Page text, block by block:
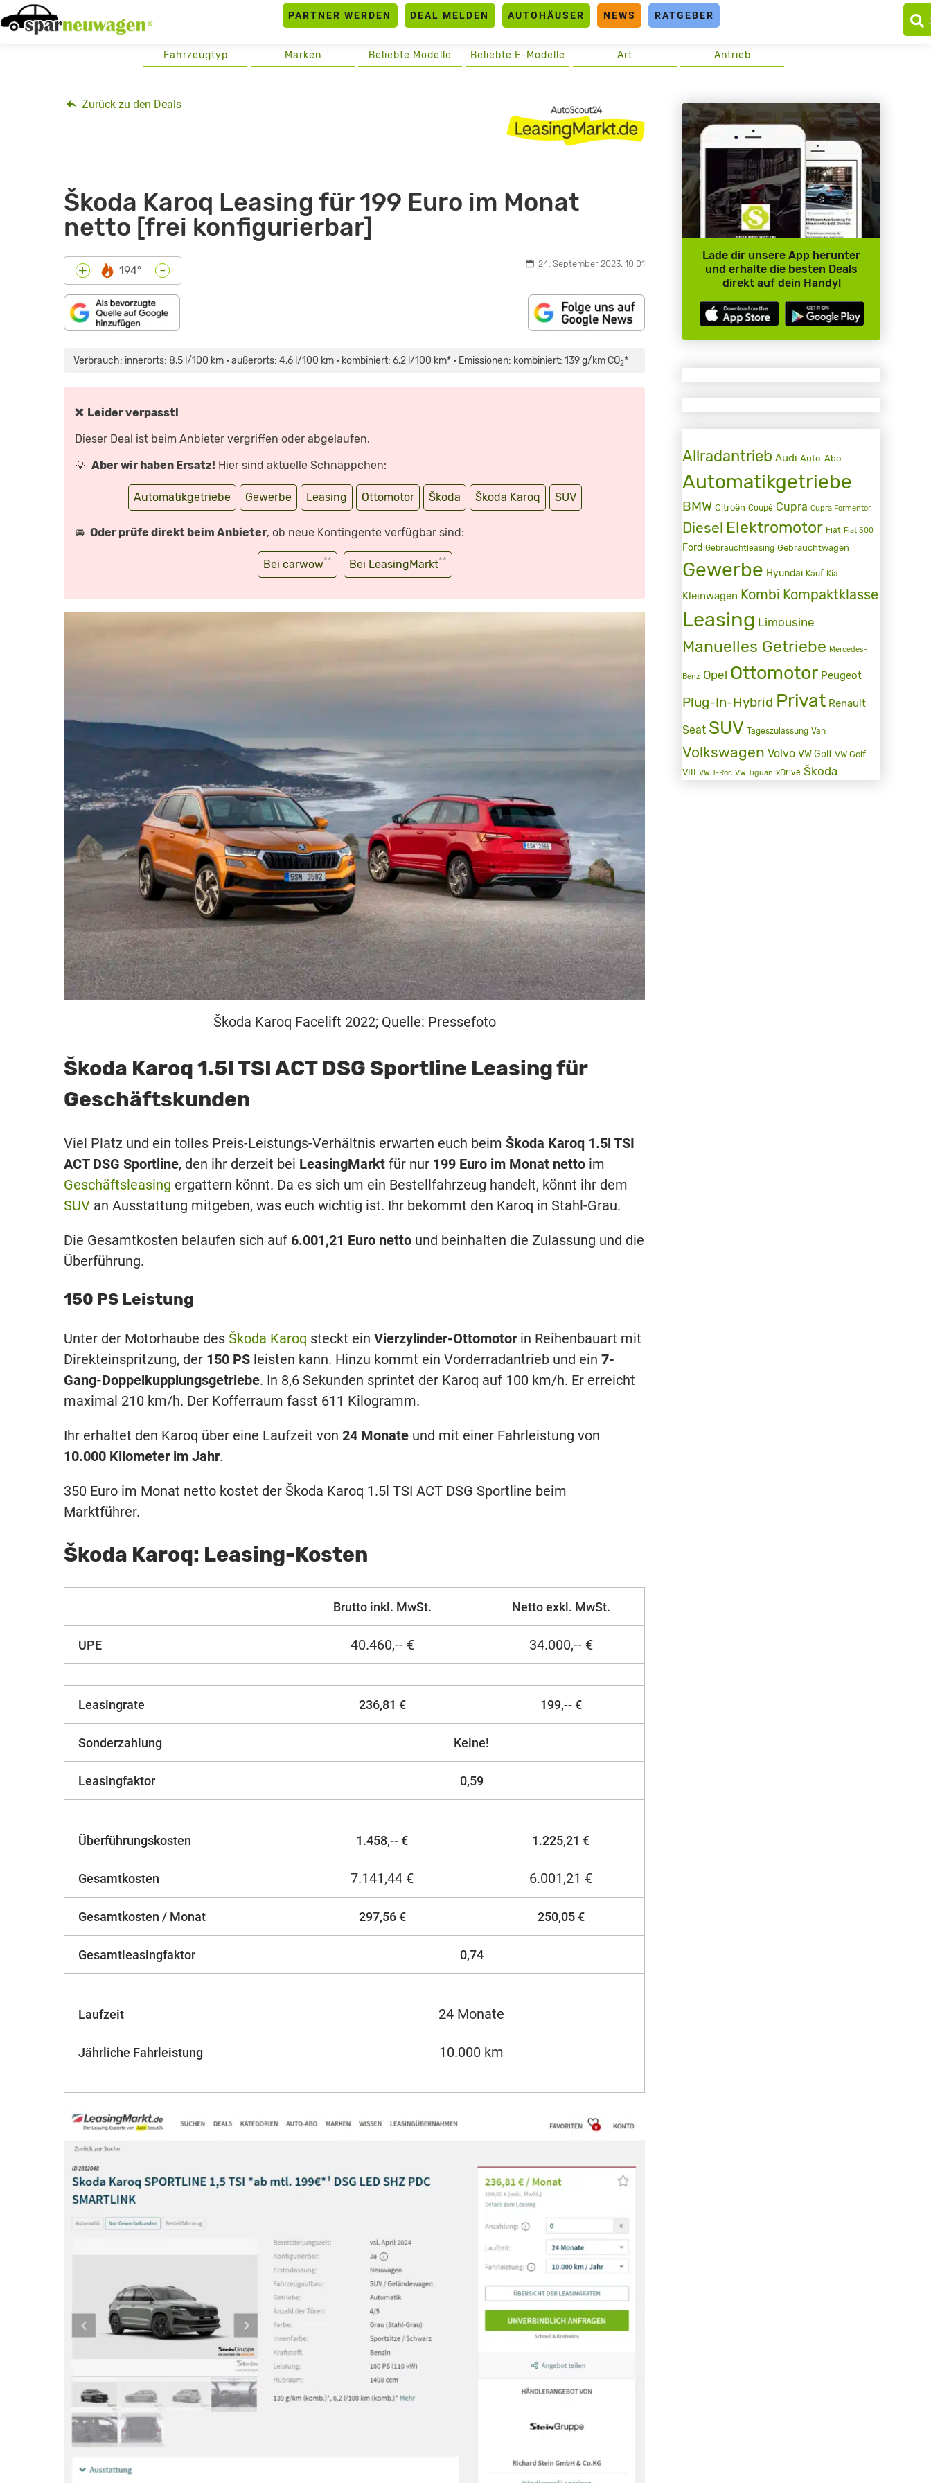
Skip
to
PARTNER WERDEN DEAL MELDEN AUTOHÄUSER NEWS RATGEBER
Antrieb
Art
Beliebte E-Modelle
Beliebte Modelle
Marken
Fahrzeugtyp
Zurück zu den Deals
Škoda Karoq Leasing für 199 Euro im Monat
netto [frei konfigurierbar]
+ 194° - 24. September 2023, 10:01
Verbrauch: innerorts: 8,5 l/100 km • außerorts: 4,6 l/100 km • kombiniert: 6,2 l/100 km* • Emissionen: kombiniert: 139 g/km CO2*
❌ Leider verpasst!
Dieser Deal ist beim Anbieter vergriffen oder abgelaufen.
💡 Aber wir haben Ersatz! Hier sind aktuelle Schnäppchen:
Automatikgetriebe Gewerbe Leasing Ottomotor Škoda Škoda Karoq SUV
🚘 Oder prüfe direkt beim Anbieter, ob neue Kontingente verfügbar sind:
Bei carwow** Bei LeasingMarkt**
Škoda Karoq Facelift 2022; Quelle: Pressefoto
Škoda Karoq 1.5l TSI ACT DSG Sportline Leasing für
Geschäftskunden
Viel Platz und ein tolles Preis-Leistungs-Verhältnis erwarten euch beim Škoda Karoq 1.5l TSI
ACT DSG Sportline, den ihr derzeit bei LeasingMarkt für nur 199 Euro im Monat netto im
Geschäftsleasing ergattern könnt. Da es sich um ein Bestellfahrzeug handelt, könnt ihr dem
SUV an Ausstattung mitgeben, was euch wichtig ist. Ihr bekommt den Karoq in Stahl-Grau.
Die Gesamtkosten belaufen sich auf 6.001,21 Euro netto und beinhalten die Zulassung und die
Überführung.
150 PS Leistung
Unter der Motorhaube des Škoda Karoq steckt ein Vierzylinder-Ottomotor in Reihenbauart mit
Direkteinspritzung, der 150 PS leisten kann. Hinzu kommt ein Vorderradantrieb und ein 7-
Gang-Doppelkupplungsgetriebe. In 8,6 Sekunden sprintet der Karoq auf 100 km/h. Er erreicht
maximal 210 km/h. Der Kofferraum fasst 611 Kilogramm.
Ihr erhaltet den Karoq über eine Laufzeit von 24 Monate und mit einer Fahrleistung von
10.000 Kilometer im Jahr.
350 Euro im Monat netto kostet der Škoda Karoq 1.5l TSI ACT DSG Sportline beim
Marktführer.
Škoda Karoq: Leasing-Kosten
Brutto inkl. MwSt. Netto exkl. MwSt.
UPE 40.460,-- € 34.000,-- €
Leasingrate 236,81 € 199,-- €
Sonderzahlung Keine!
Leasingfaktor 0,59
Überführungskosten 1.458,-- € 1.225,21 €
Gesamtkosten 7.141,44 € 6.001,21 €
Gesamtkosten / Monat 297,56 € 250,05 €
Gesamtleasingfaktor 0,74
Laufzeit 24 Monate
Jährliche Fahrleistung 10.000 km
MAPS.GOOGLE.DE
ANZEIGEN
FACELIFT
(2022)
FAHRT
FRISCHEN
KAROQ
MORITZ
YOUTUBE
ANZEIGEN
Lade dir unsere App herunter
und erhalte die besten Deals
direkt auf dein Handy!
Allradantrieb Audi Auto-Abo
Automatikgetriebe
BMW Citroën Coupé Cupra Cupra Formentor
Diesel Elektromotor Fiat Fiat 500
Ford Gebrauchtleasing Gebrauchtwagen
Gewerbe Hyundai Kauf Kia
Kleinwagen Kombi Kompaktklasse
Leasing Limousine
Manuelles Getriebe Mercedes-
Benz Opel Ottomotor Peugeot
Plug-In-Hybrid Privat Renault
Seat SUV Tageszulassung Van
Volkswagen Volvo VW Golf VW Golf
VIII VW T-Roc VW Tiguan xDrive Škoda